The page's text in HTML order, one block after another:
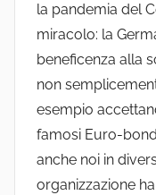
la pandemia del
miracolo: la
beneficenza alla
non
esempio
famosi Euro-
anche noi in
organizzazione